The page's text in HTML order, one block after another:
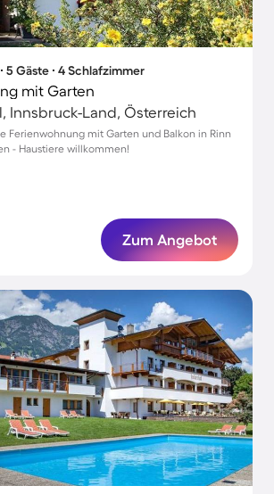
5 Gäste ∙ 4 Schlafzimmer
mit Garten
Innsbruck-Land, Österreich
Ferienwohnung mit Garten und Balkon in Rinn
- Haustiere willkommen!
Zum Angebot